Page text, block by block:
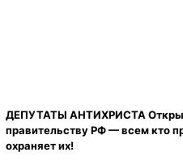
ДЕПУТАТЫ АНТИХРИСТА
правительству РФ — всем кто
охраняет их!